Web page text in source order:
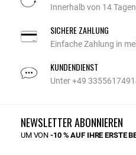
Innerhalb von 14 Tagen
SICHERE ZAHLUNG
Einfache Zahlung in
KUNDENDIENST
Unter +49
NEWSLETTER ABONNIEREN
UM VON-10 % AUF IHRE ERSTE